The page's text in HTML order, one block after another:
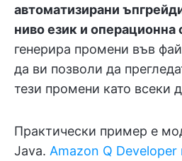
автоматизирани
ниво език и операционна
генерира промени във
да ви позволи да
тези промени като всеки
Практически пример е
Java. Amazon Q